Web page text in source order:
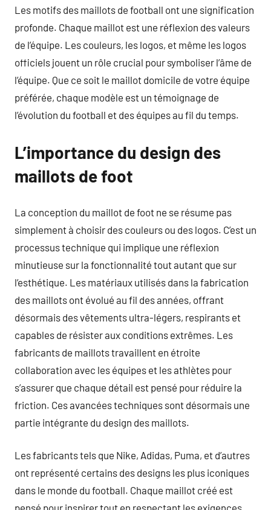
Les motifs des maillots de football ont une signification
profonde. Chaque maillot est une réflexion des valeurs
de l’équipe. Les couleurs, les logos, et même les logos
officiels jouent un rôle crucial pour symboliser l’âme de
l’équipe. Que ce soit le maillot domicile de votre équipe
préférée, chaque modèle est un témoignage de
l’évolution du football et des équipes au fil du temps.
L’importance du design des
maillots de foot
La conception du maillot de foot ne se résume pas
simplement à choisir des couleurs ou des logos. C’est un
processus technique qui implique une réflexion
minutieuse sur la fonctionnalité tout autant que sur
l’esthétique. Les matériaux utilisés dans la fabrication
des maillots ont évolué au fil des années, offrant
désormais des vêtements ultra-légers, respirants et
capables de résister aux conditions extrêmes. Les
fabricants de maillots travaillent en étroite
collaboration avec les équipes et les athlètes pour
s’assurer que chaque détail est pensé pour réduire la
friction. Ces avancées techniques sont désormais une
partie intégrante du design des maillots.
Les fabricants tels que Nike, Adidas, Puma, et d’autres
ont représenté certains des designs les plus iconiques
dans le monde du football. Chaque maillot créé est
pensé pour inspirer tout en respectant les exigences